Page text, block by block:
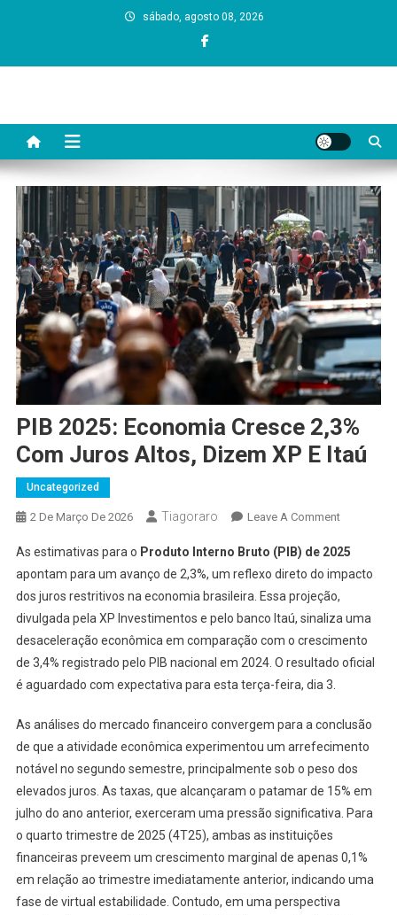
sábado, agosto 08, 2026
PIB 2025: Economia Cresce 2,3%
Com Juros Altos, Dizem XP E Itaú
Uncategorized
2 De Março De 2026 Tiagoraro Leave A CommentOn
2025:
Economia
Cresce
2,3%
Com
Juros
XP
As estimativas para o Produto Interno Bruto (PIB) de 2025
apontam para um avanço de 2,3%, um reflexo direto do impacto
dos juros restritivos na economia brasileira. Essa projeção,
divulgada pela XP Investimentos e pelo banco Itaú, sinaliza uma
desaceleração econômica em comparação com o crescimento
de 3,4% registrado pelo PIB nacional em 2024. O resultado oficial
é aguardado com expectativa para esta terça-feira, dia 3.
As análises do mercado financeiro convergem para a conclusão
de que a atividade econômica experimentou um arrefecimento
notável no segundo semestre, principalmente sob o peso dos
elevados juros. As taxas, que alcançaram o patamar de 15% em
julho do ano anterior, exerceram uma pressão significativa. Para
o quarto trimestre de 2025 (4T25), ambas as instituições
financeiras preveem um crescimento marginal de apenas 0,1%
em relação ao trimestre imediatamente anterior, indicando uma
fase de virtual estabilidade. Contudo, em uma perspectiva